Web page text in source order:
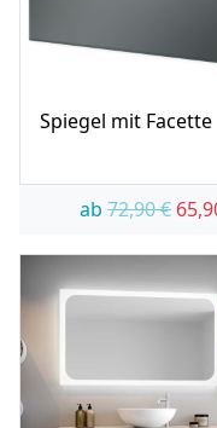
Spiegel mit Facette
ab 72,90€